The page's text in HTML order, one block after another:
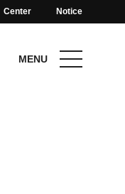
Center Notice
MENU